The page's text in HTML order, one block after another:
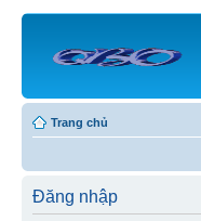
Trang chủ
Đăng nhập